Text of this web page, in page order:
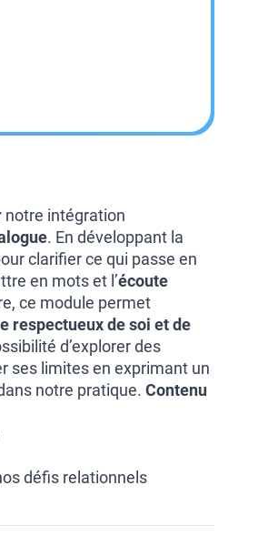
notre intégration
. En développant la
clarifier ce qui passe en
en mots et l’écoute
ce module permet
respectueux de soi et de
d’explorer des
ses limites en exprimant un
notre pratique. Contenu
défis relationnels